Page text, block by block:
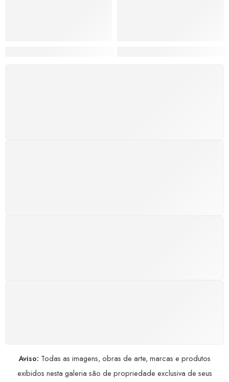
Aviso: Todas as imagens, obras de arte, marcas e produtos
exibidos nesta galeria são de propriedade exclusiva de seus